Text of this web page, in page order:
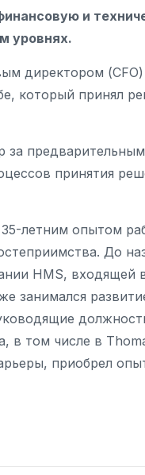
и
уровнях.
директором
который принял
за
принятия
летним опытом
До
HMS, входящей
занимался
в том числе в
приобрел